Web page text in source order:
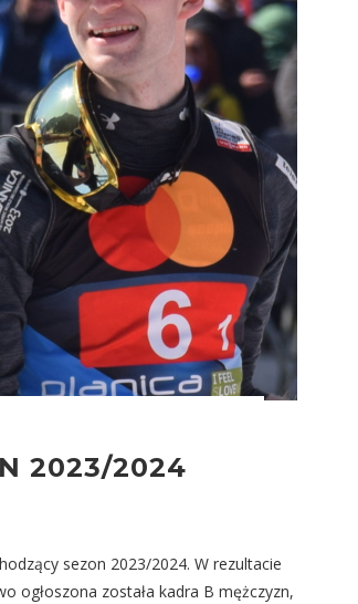
2023/2024
sezon 2023/2024. W rezultacie
ogłoszona została kadra B mężczyzn,